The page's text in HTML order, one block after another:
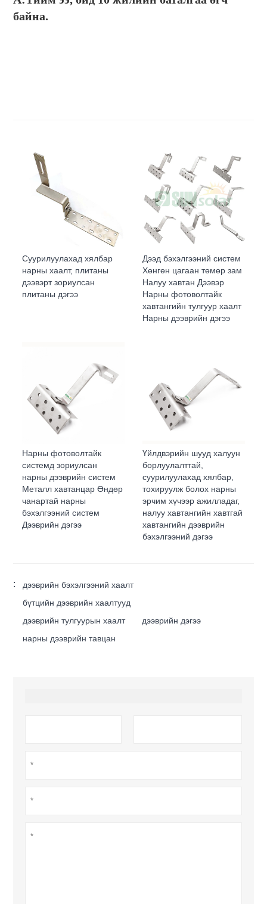
байна.
Суурилуулахад хялбар
нарны хаалт, плитаны
дээвэрт зориулсан
плитаны дэгээ
Дээд бэхэлгээний систем
Хөнгөн цагаан төмөр зам
Налуу хавтан Дээвэр
Нарны фотоволтайк
хавтангийн тулгуур хаалт
Нарны дээврийн дэгээ
Нарны фотоволтайк
системд зориулсан
нарны дээврийн систем
Металл хавтанцар Өндөр
чанартай нарны
бэхэлгээний систем
Дээврийн дэгээ
Үйлдвэрийн шууд халуун
борлуулалттай,
суурилуулахад хялбар,
тохируулж болох нарны
эрчим хүчээр ажилладаг,
налуу хавтангийн хавтгай
хавтангийн дээврийн
бэхэлгээний дэгээ
:
дээврийн бэхэлгээний хаалт
бүтцийн дээврийн хаалтууд
дээврийн тулгуурын хаалт
дээврийн дэгээ
нарны дээврийн тавцан